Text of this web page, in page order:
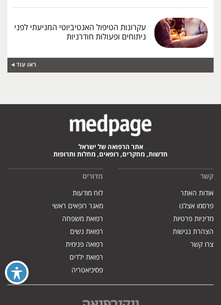
עקרונות הטיפול האנטיביוטי המניעתי לפני
ניתוחים ופעולות חודרניות
ראו עוד
אתר הרפואה של ישראל
חדשות, מחקרים, רופאים, מחלות ותרופות
קשר
אודות האתר
פרסמו אצלנו
מדיניות פרטיות
הצהרת נגישות
צרו קשר
מדורים
לוח מודעות
מאגר רופאים ראשי
רפואת משפחה
רפואת נשים
רפואה פנימית
רפואת ילדים
פסיכיאטריה